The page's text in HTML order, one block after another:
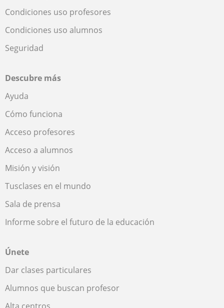
Condiciones uso profesores
Condiciones uso alumnos
Seguridad
Descubre más
Ayuda
Cómo funciona
Acceso profesores
Acceso a alumnos
Misión y visión
Tusclases en el mundo
Sala de prensa
Informe sobre el futuro de la educación
Únete
Dar clases particulares
Alumnos que buscan profesor